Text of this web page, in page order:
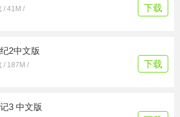
/ 41M / 下载
2中文版
/ 187M / 下载
3 中文版